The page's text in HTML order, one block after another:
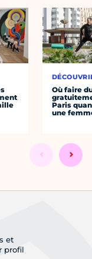
Où faire
Paris
une
et
profil